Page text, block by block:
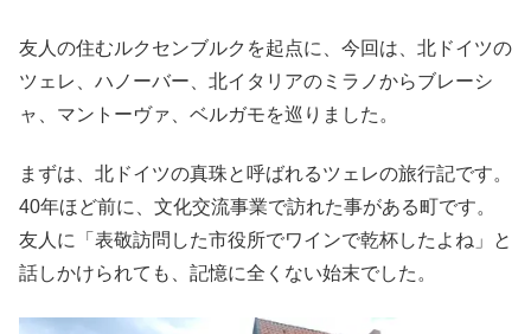
友人の住むルクセンブルクを起点に、今回は、北ドイツの
ツェレ、ハノーバー、北イタリアのミラノからブレーシ
ャ、マントーヴァ、ベルガモを巡りました。
まずは、北ドイツの真珠と呼ばれるツェレの旅行記です。
40年ほど前に、文化交流事業で訪れた事がある町です。
友 人に「表敬訪問した市役所でワインで乾杯したよね」と
話しかけられても、記憶に全くない始末でした。